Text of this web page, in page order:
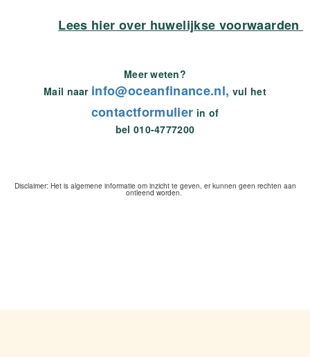
Lees hier over huwelijkse voorwaarden
Meer weten?
Mail naar info@oceanfinance.nl, vul het
contactformulier in of
bel 010-4777200
Disclaimer: Het is algemene informatie om inzicht te geven, er kunnen geen rechten aan
ontleend worden.